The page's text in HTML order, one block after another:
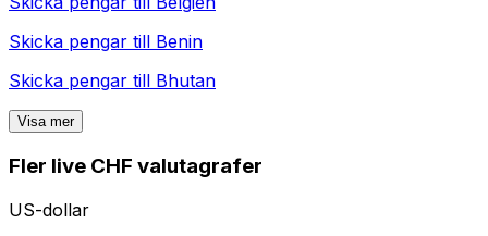
Skicka pengar till Benin
Skicka pengar till Bhutan
Visa mer
Fler live CHF valutagrafer
US-dollar